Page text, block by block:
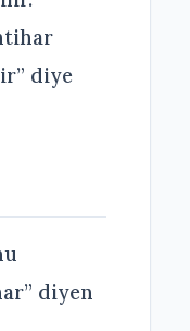
diye
diyen